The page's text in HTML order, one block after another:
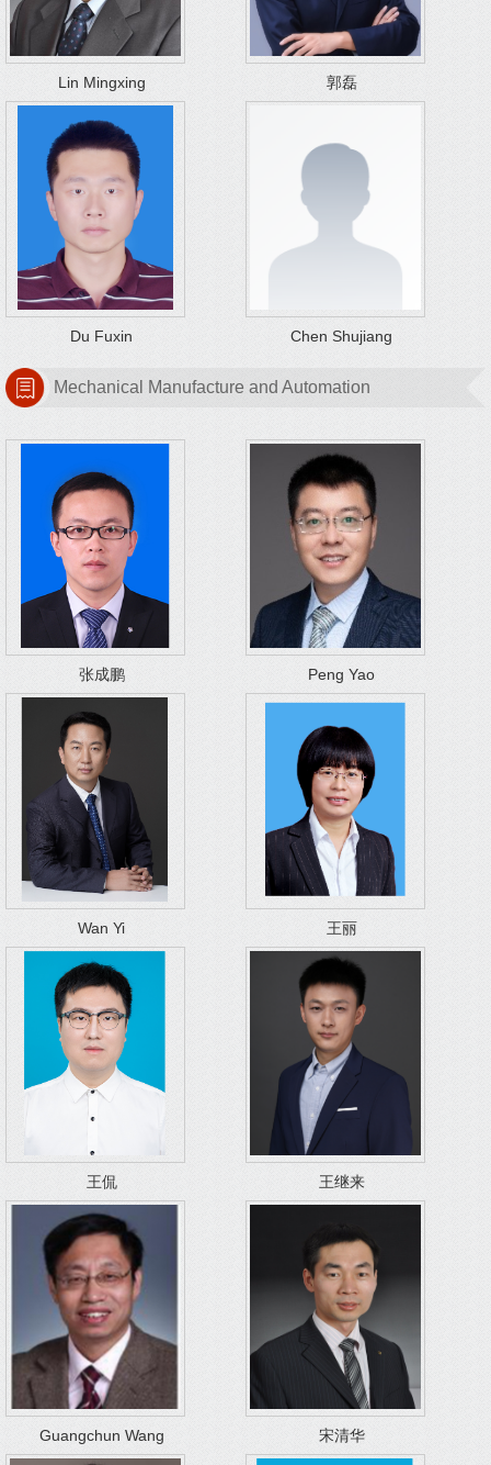
Lin Mingxing 郭磊
Du Fuxin Chen Shujiang
Mechanical Manufacture and Automation
张成鹏 Peng Yao
Wan Yi 王丽
王侃 王继来
Guangchun Wang 宋清华